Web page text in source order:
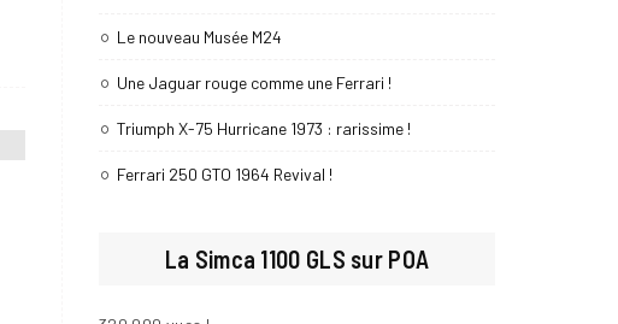
Le nouveau Musée M24
Une Jaguar rouge comme une Ferrari !
Triumph X-75 Hurricane 1973 : rarissime !
Ferrari 250 GTO 1964 Revival !
La Simca 1100 GLS sur POA